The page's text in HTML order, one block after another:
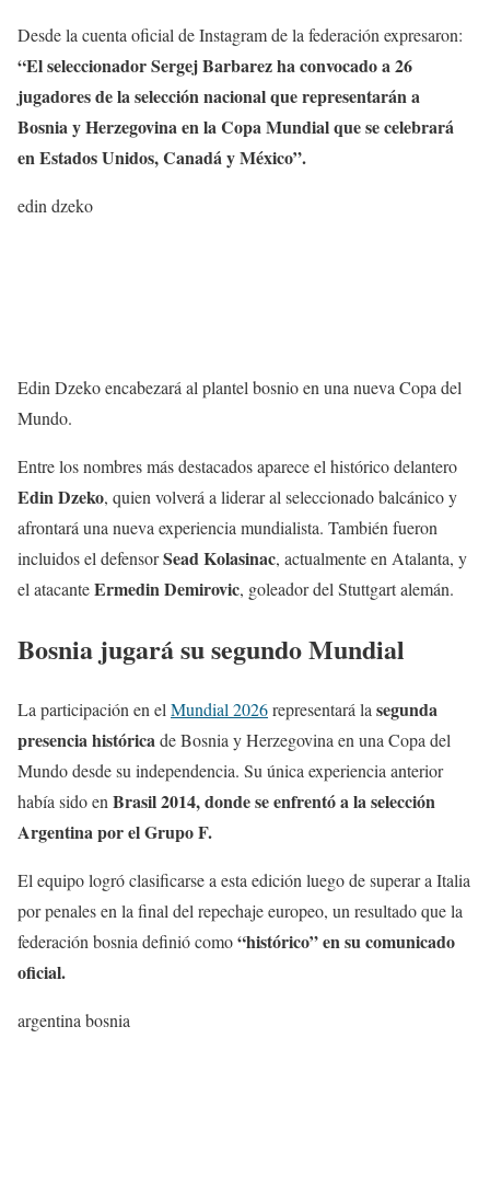
Desde la cuenta oficial de Instagram de la federación expresaron:
“El seleccionador Sergej Barbarez ha convocado a 26
jugadores de la selección nacional que representarán a
Bosnia y Herzegovina en la Copa Mundial que se celebrará
en Estados Unidos, Canadá y México”.
edin dzeko
Edin Dzeko encabezará al plantel bosnio en una nueva Copa del
Mundo.
Entre los nombres más destacados aparece el histórico delantero
Edin Dzeko, quien volverá a liderar al seleccionado balcánico y
afrontará una nueva experiencia mundialista. También fueron
incluidos el defensorSead Kolasinac, actualmente en Atalanta, y
el atacanteErmedin Demirovic, goleador del Stuttgart alemán.
Bosnia jugará su segundo Mundial
La participación en elMundial 2026representará lasegunda
presencia históricade Bosnia y Herzegovina en una Copa del
Mundo desde su independencia. Su única experiencia anterior
había sido enBrasil 2014, donde se enfrentó a la selección
Argentina por el Grupo F.
El equipo logró clasificarse a esta edición luego de superar a Italia
por penales en la final del repechaje europeo, un resultado que la
federación bosnia definió como“histórico” en su comunicado
oficial.
argentina bosnia